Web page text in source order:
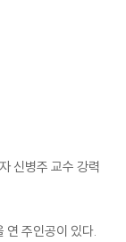
신병주 교수 강력
연 주인공이 있다.